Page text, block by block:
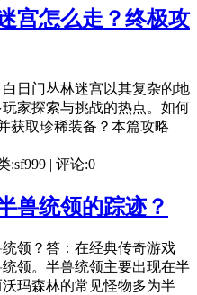
宫怎么走？终极攻
日门丛林迷宫以其复杂的地
家探索与挑战的热点。如何
获取珍稀装备？本篇攻略
:sf999 | 评论:0
兽统领的踪迹？
领？答：在经典传奇游戏
领。半兽统领主要出现在半
玛森林的常见怪物多为半